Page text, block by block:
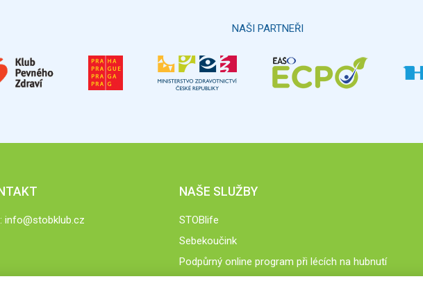
NAŠI PARTNEŘI
info@stobklub.cz
NAŠE SLUŽBY
STOBlife
Sebekoučink
Podpůrný online program při lécích na hubnutí